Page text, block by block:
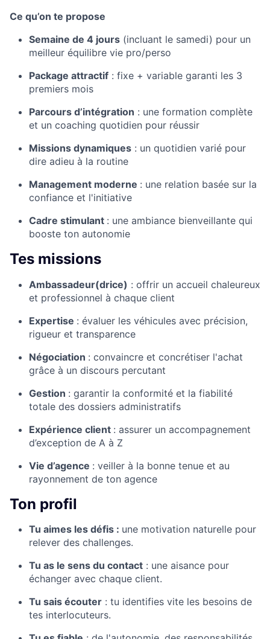
Ce qu’on te propose
Semaine de 4 jours (incluant le samedi) pour un
meilleur équilibre vie pro/perso
Package attractif : fixe + variable garanti les 3
premiers mois
Parcours d’intégration : une formation complète
et un coaching quotidien pour réussir
Missions dynamiques : un quotidien varié pour
dire adieu à la routine
Management moderne : une relation basée sur la
confiance et l'initiative
Cadre stimulant : une ambiance bienveillante qui
booste ton autonomie
Tes missions
Ambassadeur(drice) : offrir un accueil chaleureux
et professionnel à chaque client
Expertise : évaluer les véhicules avec précision,
rigueur et transparence
Négociation : convaincre et concrétiser l'achat
grâce à un discours percutant
Gestion : garantir la conformité et la fiabilité
totale des dossiers administratifs
Expérience client : assurer un accompagnement
d’exception de A à Z
Vie d’agence : veiller à la bonne tenue et au
rayonnement de ton agence
Ton profil
Tu aimes les défis : une motivation naturelle pour
relever des challenges.
Tu as le sens du contact : une aisance pour
échanger avec chaque client.
Tu sais écouter : tu identifies vite les besoins de
tes interlocuteurs.